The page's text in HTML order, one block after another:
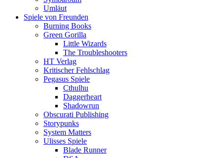
Umläut
Spiele von Freunden
Burning Books
Green Gorilla
Little Wizards
The Troubleshooters
HT Verlag
Kritischer Fehlschlag
Pegasus Spiele
Cthulhu
Daggerheart
Shadowrun
Obscurati Publishing
Storypunks
System Matters
Ulisses Spiele
Blade Runner